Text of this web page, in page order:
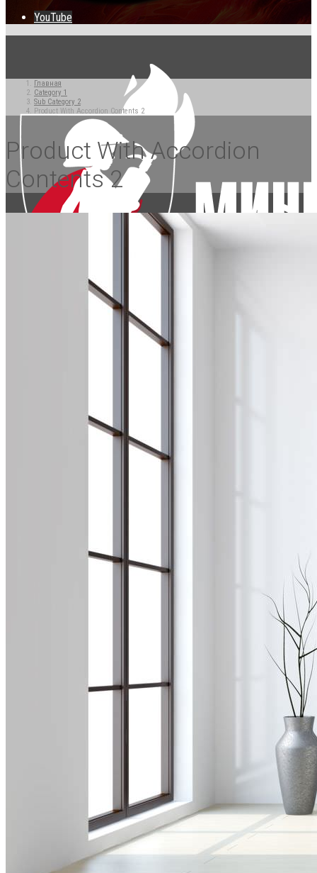
YouTube
Главная
Category 1
Sub Category 2
Product With Accordion Contents 2
Product With Accordion
Contents 2